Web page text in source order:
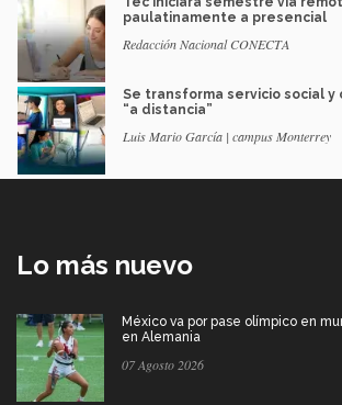
paulatinamente a presencial
Redacción Nacional CONECTA
Se transforma servicio social y
“a distancia”
Luis Mario García | campus Monterrey
Lo más nuevo
México va por pase olímpico en
en Alemania
07 Agosto 2026